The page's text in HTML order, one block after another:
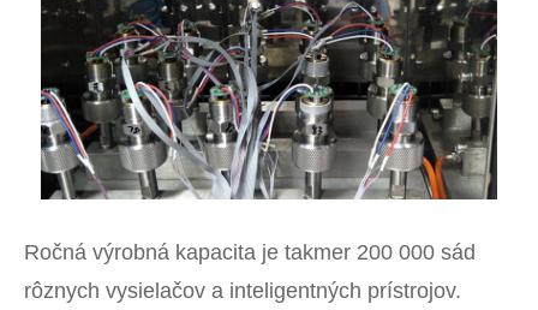
Ročná výrobná kapacita je takmer 200 000 sád
rôznych vysielačov a inteligentných prístrojov.